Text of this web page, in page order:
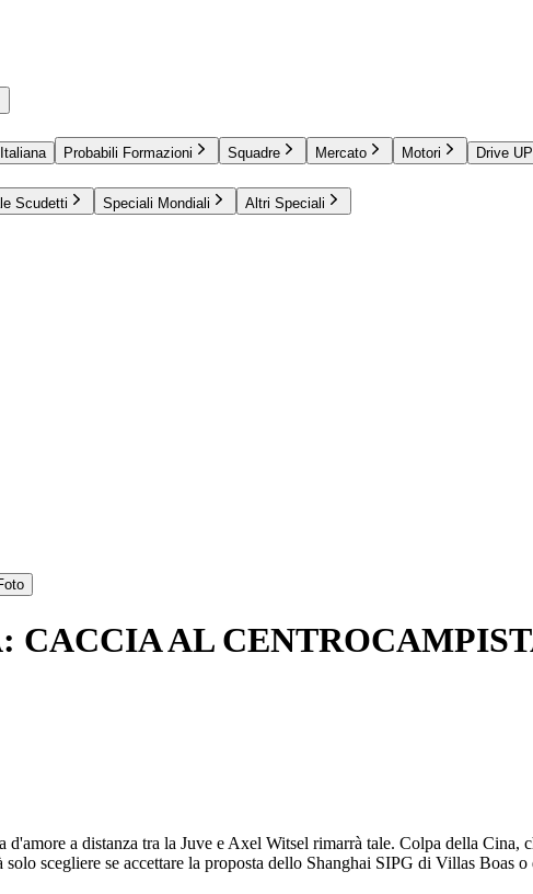
Probabili Formazioni Squadre Mercato Motori Drive UP
Scudetti Speciali Mondiali Altri Speciali
CACCIA AL
a distanza tra la Juve e Axel Witsel rimarrà tale. Colpa della
scegliere se accettare la proposta dello Shanghai SIPG di Villas